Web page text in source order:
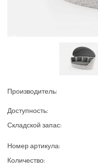
Производитель:
Доступность:
Складской запас:
Номер артикула:
Количество: